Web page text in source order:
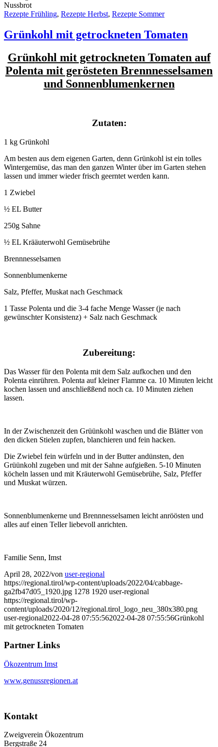
Nussbrot
Rezepte Frühling, Rezepte Herbst, Rezepte Sommer
Grünkohl mit getrockneten Tomaten
Grünkohl mit getrockneten Tomaten auf
Polenta mit gerösteten Brennnesselsamen
und Sonnenblumenkernen
Zutaten:
1 kg Grünkohl
Am besten aus dem eigenen Garten, denn Grünkohl ist ein tolles
Wintergemüse, das man den ganzen Winter über im Garten stehen
lassen und immer wieder frisch geerntet werden kann.
1 Zwiebel
½ EL Butter
250g Sahne
½ EL Krääuterwohl Gemüsebrühe
Brennnesselsamen
Sonnenblumenkerne
Salz, Pfeffer, Muskat nach Geschmack
1 Tasse Polenta und die 3-4 fache Menge Wasser (je nach
gewünschter Konsistenz) + Salz nach Geschmack
Zubereitung:
Das Wasser für den Polenta mit dem Salz aufkochen und den
Polenta einrühren. Polenta auf kleiner Flamme ca. 10 Minuten leicht
kochen lassen und anschließßend noch ca. 10 Minuten ziehen
lassen.
In der Zwischenzeit den Grüünkohl waschen und die Blätter von
den dicken Stielen zupfen, blanchieren und fein hacken.
Die Zwiebel fein würfeln und in der Butter andünsten, den
Grüünkohl zugeben und mit der Sahne aufgießen. 5-10 Minuten
köcheln lassen und mit Kräuterwohl Gemüsebrühe, Salz, Pfeffer
und Muskat würzen.
Sonnenblumenkerne und Brennnesselsamen leicht anröösten und
alles auf einen Teller liebevoll anrichten.
Familie Senn, Imst
April 28, 2022/von user-regional
https://regional.tirol/wp-content/uploads/2022/04/cabbage-
ga2fb47d05_1920.jpg 1278 1920 user-regional
https://regional.tirol/wp-
content/uploads/2020/12/regional.tirol_logo_neu_380x380.png
user-regional2022-04-28 07:55:562022-04-28 07:55:56Grünkohl
mit getrockneten Tomaten
Partner Links
Ökozentrum Imst
www.genussregionen.at
Kontakt
Zweigverein Ökozentrum
Bergstraße 24